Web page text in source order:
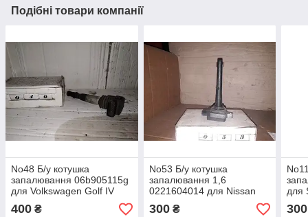
Подібні товари компанії
No48 Б/у котушка
запалювання 06b905115g
для Volkswagen Golf IV
1997-2006
400 ₴
No53 Б/у котушка
запалювання 1,6
0221604014 для Nissan
Note 2004-2013
300₴
для
300